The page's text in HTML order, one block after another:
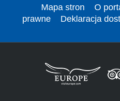
Mapa stron O
prawne
Deklaracja